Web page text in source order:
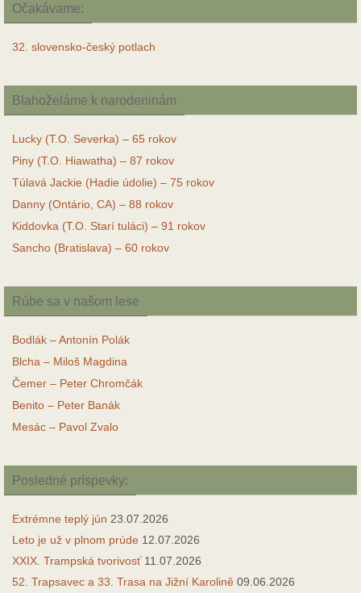
Očakávame:
32. slovensko-český potlach
Blahoželáme k narodeninám
Lucky (T.O. Severka) – 65 rokov
Piny (T.O. Hiawatha) – 87 rokov
Túlavá Jackie (Hadie údolie) – 75 rokov
Danny (Ontário, CA) – 88 rokov
Kiddovka (T.O. Starí tuláci) – 91 rokov
Sancho (Bratislava) – 60 rokov
Rúbe sa v našom lese
Bodlák – Antonín Polák
Blcha – Miloš Magdina
Čemer – Peter Chromčák
Benito – Peter Banák
Mesác – Pavol Zvalo
Posledné príspevky:
Extrémne teplý jún 23.07.2026
Leto je už v plnom prúde 12.07.2026
XXIX. Trampská tvorivosť 11.07.2026
52. Trapsavec a 33. Trasa na Jižní Karolině 09.06.2026